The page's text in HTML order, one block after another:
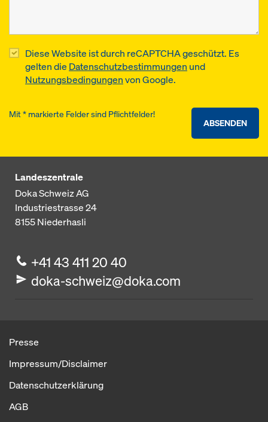
Diese Website ist durch reCAPTCHA geschützt. Es
gelten die Datenschutzbestimmungen und
Nutzungsbedingungenvon Google.
ABSENDEN
Mit * markierte Felder sind Pflichtfelder!
Landeszentrale
Doka Schweiz AG
Industriestrasse 24
8155Niederhasli
+41 43 411 20 40
doka-schweiz@doka.com
Presse
Impressum/Disclaimer
Datenschutzerklärung
AGB